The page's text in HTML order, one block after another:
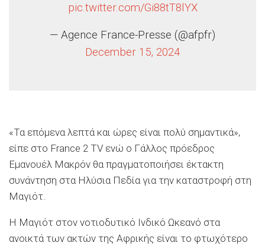
pic.twitter.com/Gi88tT8lYX
— Agence France-Presse (@afpfr)
December 15, 2024
«Τα επόμενα λεπτά και ώρες είναι πολύ σημαντικά»,
είπε στο France 2 TV ενώ ο Γάλλος πρόεδρος
Εμανουέλ Μακρόν θα πραγματοποιήσει έκτακτη
συνάντηση στα Ηλύσια Πεδία για την καταστροφή στη
Μαγιότ.
Η Μαγιότ στον νοτιοδυτικό Ινδικό Ωκεανό στα
ανοικτά των ακτών της Αφρικής είναι το φτωχότερο